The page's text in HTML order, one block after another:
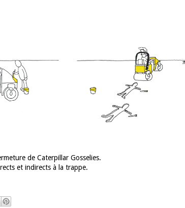
de Caterpillar Gosselies.
et indirects à la trappe.